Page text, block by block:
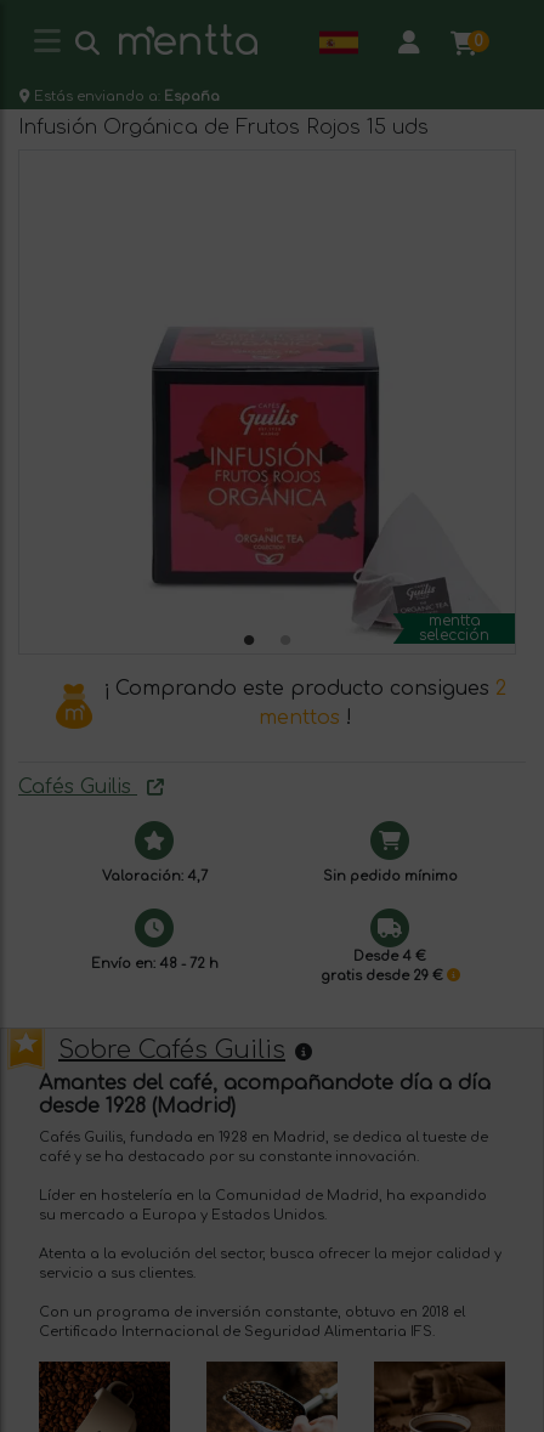
0
Estás enviando a: España
Infusión Orgánica de Frutos Rojos 15 uds
mentta
selección
¡ Comprando este producto consigues 2
menttos !
Cafés Guilis
Valoración: 4,7 Sin pedido mínimo
Envío en: 48 - 72 h
Desde 4 €
gratis desde 29 €
Sobre Cafés Guilis
Amantes del café, acompañandote día a día
desde 1928 (Madrid)
Cafés Guilis, fundada en 1928 en Madrid, se dedica al tueste de
café y se ha destacado por su constante innovación.
Líder en hostelería en la Comunidad de Madrid, ha expandido
su mercado a Europa y Estados Unidos.
Atenta a la evolución del sector, busca ofrecer la mejor calidad y
servicio a sus clientes.
Con un programa de inversión constante, obtuvo en 2018 el
Certificado Internacional de Seguridad Alimentaria IFS.